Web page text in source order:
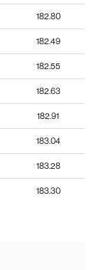
182.80
182.49
182.55
182.63
182.91
183.04
183.28
183.30